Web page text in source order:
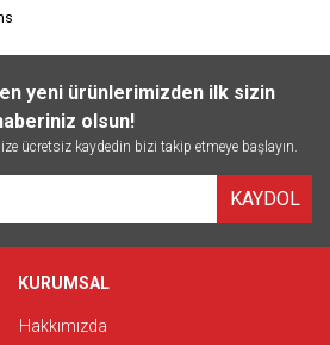
yeni ürünlerimizden ilk sizin
olsun!
ücretsiz kaydedin bizi takip etmeye başlayın.
KAYDOL
KURUMSAL
Hakkımızda